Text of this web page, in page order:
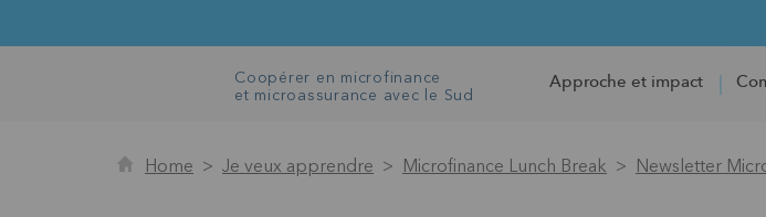
Coopérer en microfinance
et microassurance avec le Sud
Approche et impact
Home Je veux apprendre Microfinance Lunch Break Newsletter